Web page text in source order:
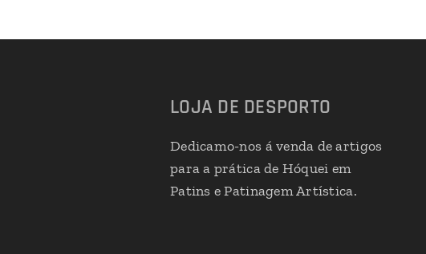
LOJA DE DESPORTO
Dedicamo-nos á venda de artigos
para a prática de Hóquei em
Patins e Patinagem Artística.